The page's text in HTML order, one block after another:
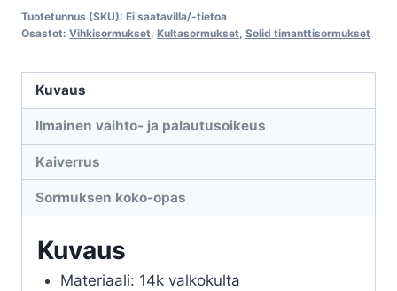
055
Tuotetunnus (SKU): Ei saatavilla/-tietoa
Osastot: Vihkisormukset, Kultasormukset, Solid timanttisormukset
Kuvaus
Ilmainen vaihto- ja palautusoikeus
Kaiverrus
Sormuksen koko-opas
Kuvaus
Materiaali: 14k valkokulta